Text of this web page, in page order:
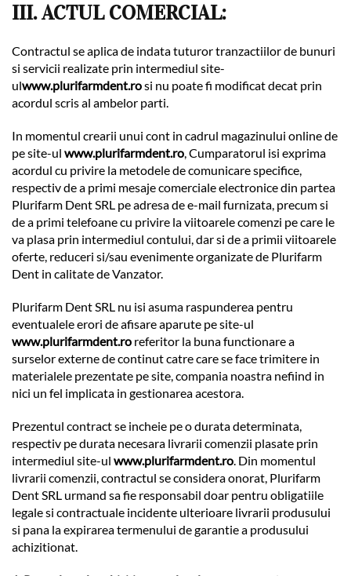
III. ACTUL COMERCIAL:
Contractul se aplica de indata tuturor tranzactiilor de bunuri
si servicii realizate prin intermediul site-
ulwww.plurifarmdent.rosi nu poate fi modificat decat prin
acordul scris al ambelor parti.
In momentul crearii unui cont in cadrul magazinului online de
pe site-ul www.plurifarmdent.ro, Cumparatorul isi exprima
acordul cu privire la metodele de comunicare specifice,
respectiv de a primi mesaje comerciale electronice din partea
Plurifarm Dent SRL pe adresa de e-mail furnizata, precum si
de a primi telefoane cu privire la viitoarele comenzi pe care le
va plasa prin intermediul contului, dar si de a primii viitoarele
oferte, reduceri si/sau evenimente organizate de Plurifarm
Dent in calitate de Vanzator.
Plurifarm Dent SRL nu isi asuma raspunderea pentru
eventualele erori de afisare aparute pe site-ul
www.plurifarmdent.ro referitor la buna functionare a
surselor externe de continut catre care se face trimitere in
materialele prezentate pe site, compania noastra nefiind in
nici un fel implicata in gestionarea acestora.
Prezentul contract se incheie pe o durata determinata,
respectiv pe durata necesara livrarii comenzii plasate prin
intermediul site-ul www.plurifarmdent.ro. Din momentul
livrarii comenzii, contractul se considera onorat, Plurifarm
Dent SRL urmand sa fie responsabil doar pentru obligatiile
legale si contractuale incidente ulterioare livrarii produsului
si pana la expirarea termenului de garantie a produsului
achizitionat.